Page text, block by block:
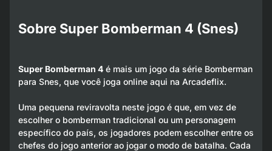
Sobre Super Bomberman 4 (Snes)
Super Bomberman 4é mais um jogo da série Bomberman
para Snes, que você joga online aqui na Arcadeflix.
Uma pequena reviravolta neste jogo é que, em vez de
escolher o bomberman tradicional ou um personagem
específico do país, os jogadores podem escolher entre os
chefes do jogo anterior ao jogar o modo de batalha. Cada